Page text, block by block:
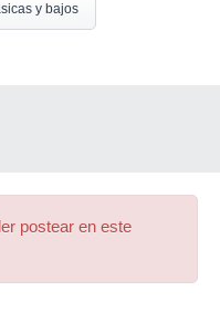
y bajos
postear en este